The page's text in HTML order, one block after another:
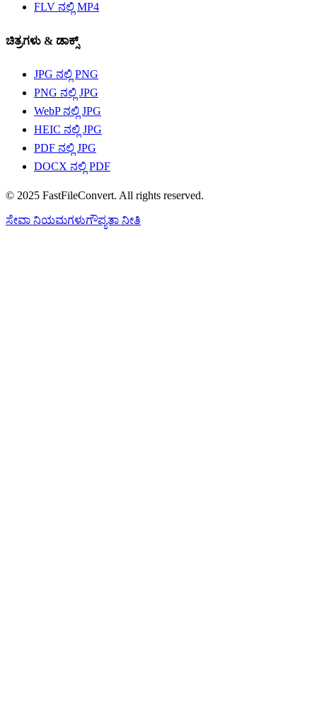
FLV ನಲ್ಲಿ MP4
ಚಿತ್ರಗಳು &‌ ಡಾಕ್ಸ್
JPG ನಲ್ಲಿ PNG
PNG ನಲ್ಲಿ JPG
WebP ನಲ್ಲಿ JPG
HEIC ನಲ್ಲಿ JPG
PDF ನಲ್ಲಿ JPG
DOCX ನಲ್ಲಿ PDF
© 2025 FastFileConvert. All rights reserved.
ಸೇವಾ ನಿಯಮಗಳುಗೌಪ್ಯತಾ ನೀತಿ